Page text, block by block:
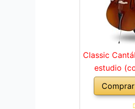
Classic
estudio